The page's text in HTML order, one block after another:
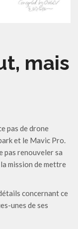
mais
pas de drone
et le Mavic Pro.
pas renouveler sa
mission de mettre
concernant ce
unes de ses